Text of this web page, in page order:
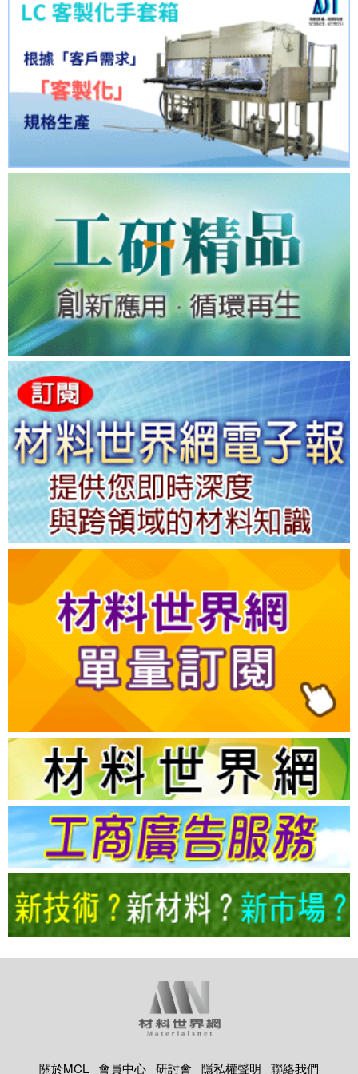
關於MCL 會員中心 研討會 隱私權聲明 聯絡我們